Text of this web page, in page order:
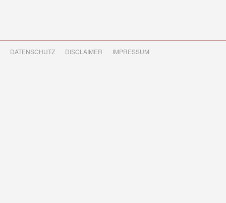
DATENSCHUTZ DISCLAIMER IMPRESSUM